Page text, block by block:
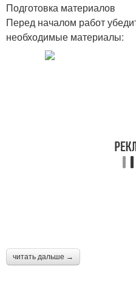
Подготовка материалов
Перед началом работ
необходимые материалы:
читать дальше →